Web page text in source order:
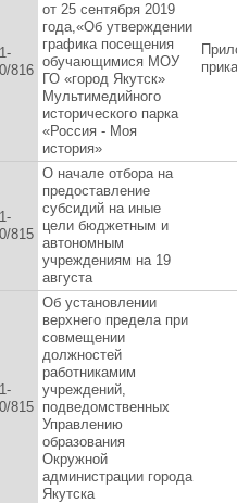
816
от 25 сентября 2019
года,«Об утверждении
графика посещения
обучающимися МОУ
ГО «город Якутск»
Мультимедийного
исторического парка
«Россия - Моя
история»
815
О начале отбора на
предоставление
субсидий на иные
цели бюджетным и
автономным
учреждениям на 19
августа
815
Об установлении
верхнего предела при
совмещении
должностей
работникамим
учреждений,
подведомственных
Управлению
образования
Окружной
администрации города
Якутска